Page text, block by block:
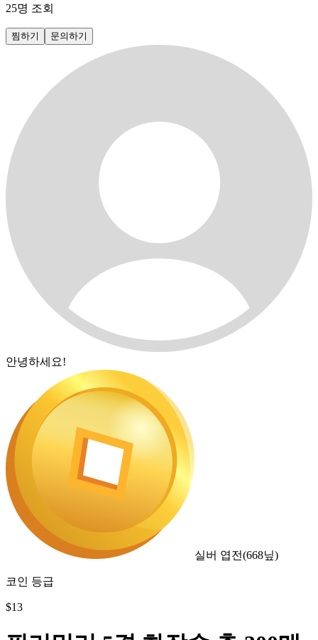
25명 조회
찜하기 문의하기
안녕하세요!
실버 엽전(668닢)
코인 등급
$13